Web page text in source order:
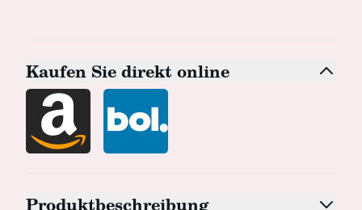
Kaufen Sie direkt online
Produktbeschreibung